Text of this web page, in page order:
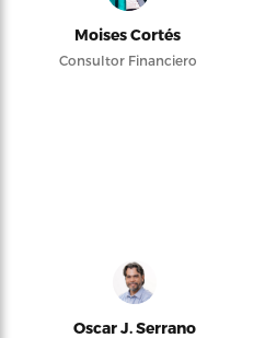
Moises Cortés
Consultor Financiero
Oscar J. Serrano